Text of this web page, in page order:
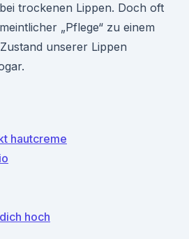
trockenen Lippen. Doch oft
„Pflege“ zu einem
unserer Lippen
hautcreme
hoch